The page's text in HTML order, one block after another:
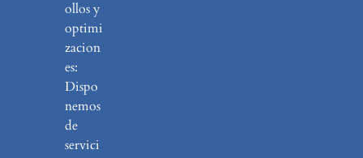
ollos y
optimi
zacion
es:
Dispo
nemos
de
servici